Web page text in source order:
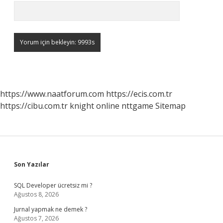
https://www.naatforum.com https://ecis.com.tr
https://cibu.com.tr knight online nttgame Sitemap
Sidebar
Son Yazılar
SQL Developer ücretsiz mi ?
Ağustos 8, 2026
Jurnal yapmak ne demek ?
Ağustos 7, 2026